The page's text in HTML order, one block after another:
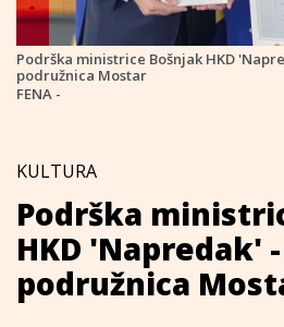
Podrška ministrice Bošnjak HKD
podružnica Mostar
FENA -
KULTURA
Podrška
HKD 'Napredak'
podružnica